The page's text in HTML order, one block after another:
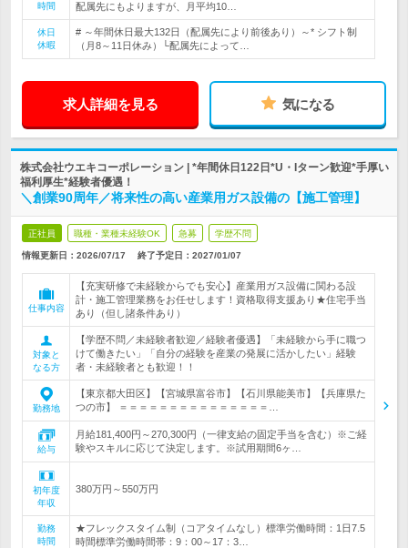
時間
配属先にもよりますが、月平均10…
休日
休暇
# ～年間休日最大132日（配属先により前後あり）～* シフト制
（月8～11日休み）└配属先によって…
求人詳細を見る 気になる
株式会社ウエキコーポレーション | *年間休日122日*U・Iターン歓迎*手厚い
福利厚生*経験者優遇！
＼創業90周年／将来性の高い産業用ガス設備の【施工管理】
正社員 職種・業種未経験OK 急募 学歴不問
情報更新日：2026/07/17 終了予定日： 2027/01/07
仕事内容
【充実研修で未経験からでも安心】産業用ガス設備に関わる設
計・施工管理業務をお任せします！資格取得支援あり★住宅手当
あり（但し諸条件あり）
対象と
なる方
【学歴不問／未経験者歓迎／経験者優遇】「未経験から手に職つ
けて働きたい」「自分の経験を産業の発展に活かしたい」経験
者・未経験者とも歓迎！！
勤務地
【東京都大田区】【宮城県富谷市】【石川県能美市】【兵庫県た
つの市】 ＝＝＝＝＝＝＝＝＝＝＝＝＝＝＝…
給与
月給181,400円～270,300円（一律支給の固定手当を含む）※ご経
験やスキルに応じて決定します。※試用期間6ヶ…
初年度
年収
380万円～550万円
勤務
時間
★フレックスタイム制（コアタイムなし）標準労働時間：1日7.5
時間標準労働時間帯：9：00～17：3…